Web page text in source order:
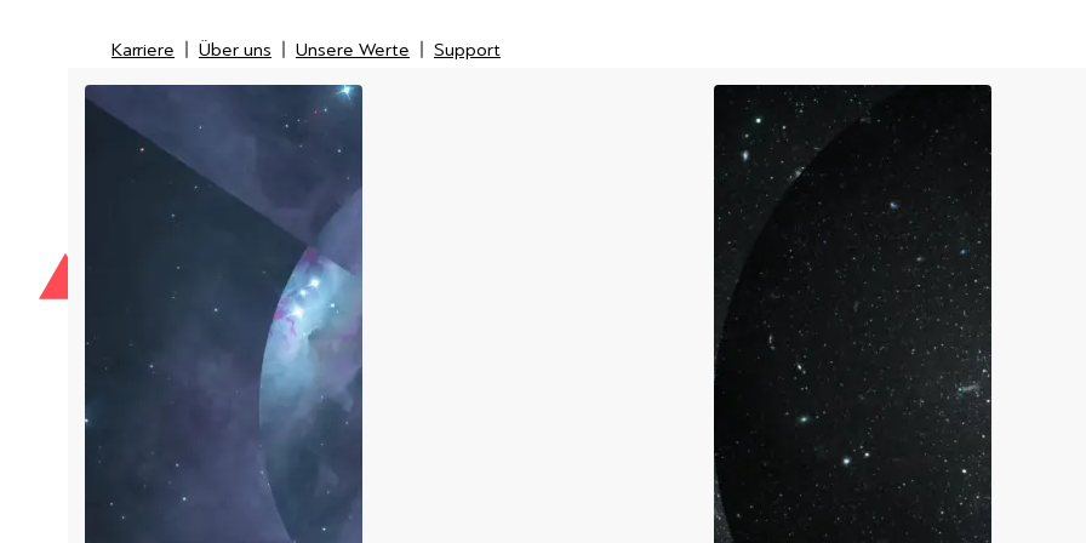
Karriere Über uns Unsere Werte Support
Karriere
Über uns
Unsere Werte
IT-Security
IT-Messtechnik
Managed Service Provider
Kunden